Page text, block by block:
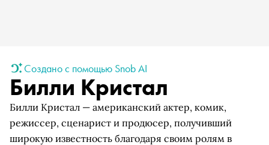
Создано с помощью Snob AI
Билли Кристал
Билли Кристал — американский актер, комик,
режиссер, сценарист и продюсер, получивший
широкую известность благодаря своим ролям в